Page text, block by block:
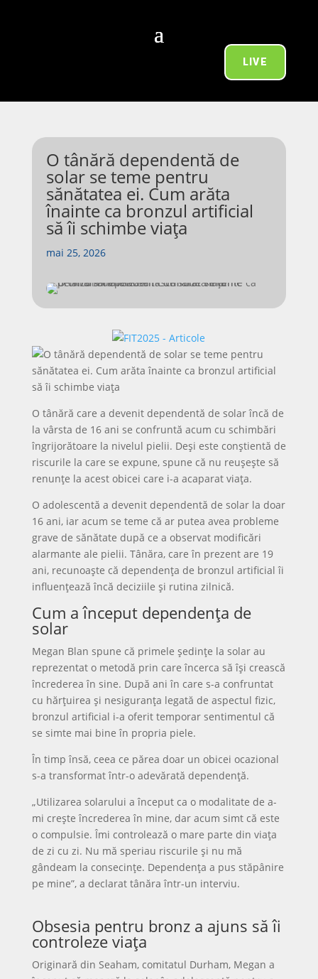
LIVE
O tânără dependentă de
solar se teme pentru
sănătatea ei. Cum arăta
înainte ca bronzul artificial
să îi schimbe viața
mai 25, 2026
O tânără care a devenit dependentă de solar încă de
la vârsta de 16 ani se confruntă acum cu schimbări
îngrijorătoare la nivelul pielii. Deși este conștientă de
riscurile la care se expune, spune că nu reușește să
renunțe la acest obicei care i-a acaparat viața.
O adolescentă a devenit dependentă de solar la doar
16 ani, iar acum se teme că ar putea avea probleme
grave de sănătate după ce a observat modificări
alarmante ale pielii. Tânăra, care în prezent are 19
ani, recunoaște că dependența de bronzul artificial îi
influențează încă deciziile și rutina zilnică.
Cum a început dependența de
solar
Megan Blan spune că primele ședințe la solar au
reprezentat o metodă prin care încerca să își crească
încrederea în sine. După ani în care s-a confruntat
cu hărțuirea și nesiguranța legată de aspectul fizic,
bronzul artificial i-a oferit temporar sentimentul că
se simte mai bine în propria piele.
În timp însă, ceea ce părea doar un obicei ocazional
s-a transformat într-o adevărată dependență.
„Utilizarea solarului a început ca o modalitate de a-
mi crește încrederea în mine, dar acum simt că este
o compulsie. Îmi controlează o mare parte din viața
de zi cu zi. Nu mă speriau riscurile și nu mă
gândeam la consecințe. Dependența a pus stăpânire
pe mine”, a declarat tânăra într-un interviu.
Obsesia pentru bronz a ajuns să îi
controleze viața
Originară din Seaham, comitatul Durham, Megan a